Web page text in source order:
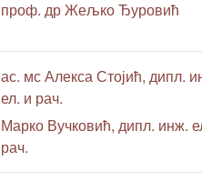
проф. др Жељко Ђуровић
ас. мс Алекса Стојић, дипл.
ел. и рач.
Марко Вучковић, дипл. инж.
рач.